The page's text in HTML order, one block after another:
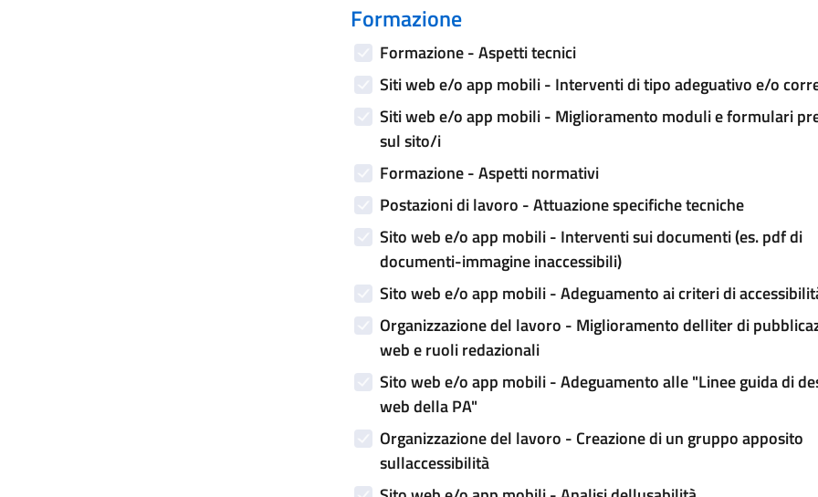
Formazione
Formazione - Aspetti tecnici
Siti web e/o app mobili - Interventi di tipo adeguativo e/o
Siti web e/o app mobili - Miglioramento moduli e formulari
sul sito/i
Formazione - Aspetti normativi
Postazioni di lavoro - Attuazione specifiche tecniche
Sito web e/o app mobili - Interventi sui documenti (es. pdf di
documenti-immagine inaccessibili)
Sito web e/o app mobili - Adeguamento ai criteri di
Organizzazione del lavoro - Miglioramento delliter di
web e ruoli redazionali
Sito web e/o app mobili - Adeguamento alle "Linee guida di
web della PA"
Organizzazione del lavoro - Creazione di un gruppo apposito
sullaccessibilità